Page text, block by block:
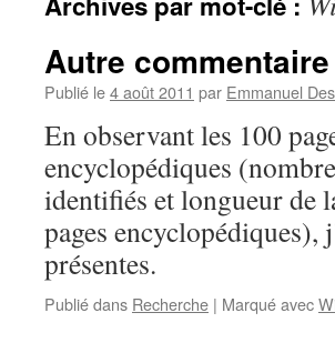
Autre
Publié le4 août 2011 par Emmanuel
En observant les 100
encyclopédiques
identifiés et longueur de
pages encyclopédiques),
présentes.
Publié dans Recherche | Marqué avec